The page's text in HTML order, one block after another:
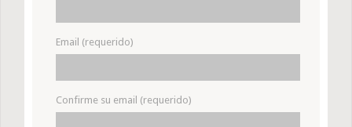
Email (requerido)
Confirme su email (requerido)